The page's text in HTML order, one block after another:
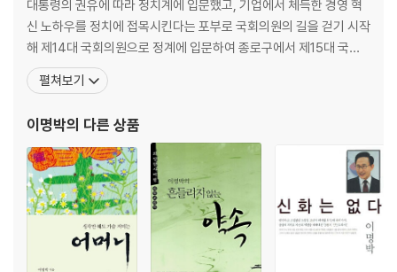
는 내가 책임지겠습니다” | 서울숲 조성과 시내버스 개혁 | 정책 연구 중심
의 선거 | 17대 대통령에 당선되다
4. 내부로부터의 도전 광우병 사태
노 대통령의 거절 | 대미 수출 위기를 부른 ‘뼛조각 사건’ | 덫에 걸린 한·미
쇠고기 협상 | 한·미 쇠고기 협상 타결 | 걷잡을 수 없이 퍼진 광우병 괴담 |
정치 세력의 시위 참가 | 청와대를 점령당하는 한이 있어도 | 재협상과 추
가 협상 논쟁 | 가슴 아픈 1기 참모진의 퇴진 | 잃은 것과 얻은 것
5. 날벼락 같은 세계 금융위기
대통령의 권유에 따라 정치계에 입문했고, 기업에서 체득한 경영 혁
신 노하우를 정치에 접목시킨다는 포부로 국회의원의 길을 걷기 시작
해 제14대 국회의원으로 정계에 입문하여 종로구에서 제15대 국회
의원으로 재선되었다. 2002년에는 서울특별시장에 당선되어 청계
천 복원, 서울숲 조성, 대중교통 혁신, 뉴타운 건설 등을 추진했으며,
물 대상에 선정되기도 했다.
펼쳐보기
이명박의 다른 상품